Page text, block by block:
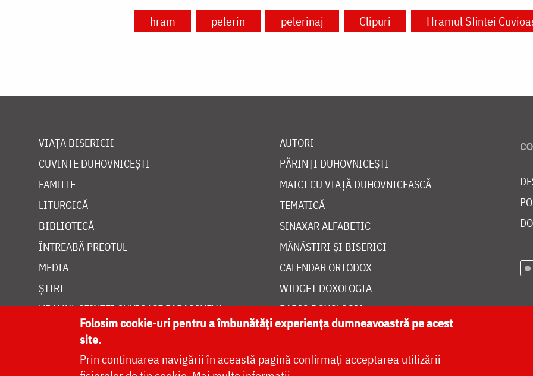
hram pelerin pelerinaj Clipuri Hramul Sfintei
VIAȚA BISERICII
CUVINTE DUHOVNICEȘTI
FAMILIE
LITURGICĂ
BIBLIOTECĂ
ÎNTREABĂ PREOTUL
MEDIA
ȘTIRI
HRAMUL SFINTEI CUVIOASE PARASCHEVA
AUTORI
PĂRINȚI DUHOVNICEȘTI
MAICI CU VIAȚĂ DUHOVNICEASCĂ
TEMATICĂ
SINAXAR ALFABETIC
MĂNĂSTIRI ȘI BISERICI
CALENDAR ORTODOX
WIDGET DOXOLOGIA
RADIO DOXOLOGIA
Folosim cookie-uri pentru a îmbunătăți experiența dumneavoastră pe acest
site.
Prin continuarea navigării în această pagină confirmați acceptarea utilizării